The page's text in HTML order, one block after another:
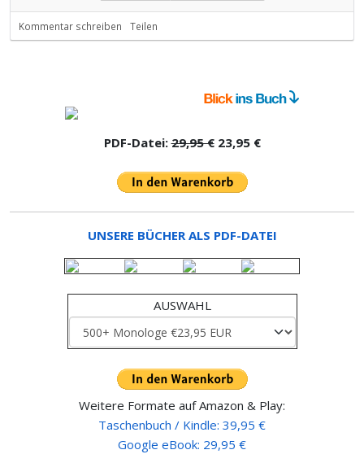
Kommentar schreiben Teilen
PDF-Datei:29,95 €23,95 €
UNSERE BÜCHER ALS PDF-DATEI
AUSWAHL
Weitere Formate auf Amazon & Play:
Taschenbuch / Kindle: 39,95 €
Google eBook: 29,95 €